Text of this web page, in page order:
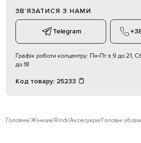
ЗВʼЯЗАТИСЯ З НАМИ
Telegram
Графік роботи колцентру: Пн-Пт з 9 до 21,
до 18
Код товару: 25233
Головна Жінкам Rindi Аксесуари Головні убори